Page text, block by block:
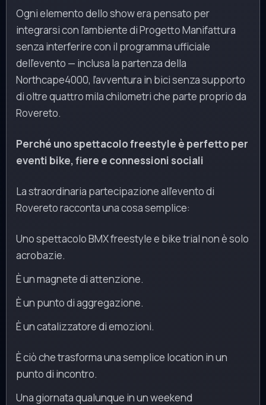
Ogni elemento dello show era pensato per
integrarsi con l’ambiente di Progetto Manifattura
senza interferire con il programma ufficiale
dell’evento — inclusa la partenza della
Northcape4000, l’avventura in bici senza supporto
di oltre quattro mila chilometri che parte proprio da
Rovereto.
Perché uno spettacolo freestyle è perfetto per
eventi bike, fiere e connessioni sociali
La straordinaria partecipazione all’evento di
Rovereto racconta una cosa semplice:
Uno spettacolo BMX freestyle e bike trial non è solo
acrobazie.
È un magnete di attenzione.
È un punto di aggregazione.
È un catalizzatore di emozioni.
È ciò che trasforma una semplice location in un
punto di incontro.
Una giornata qualunque in un weekend